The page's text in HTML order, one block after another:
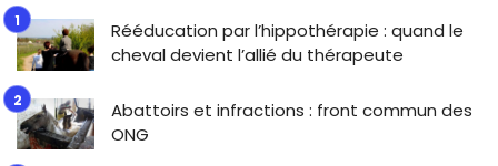
Rééducation par l’hippothérapie : quand le
cheval devient l’allié du thérapeute
Abattoirs et infractions : front commun des
ONG